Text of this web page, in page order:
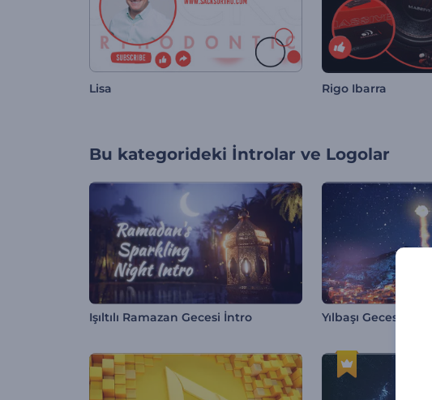
Lisa Rigo Ibarra
Bu kategorideki İntrolar ve Logolar
Işıltılı Ramazan Gecesi İntro Yılbaşı Gecesi